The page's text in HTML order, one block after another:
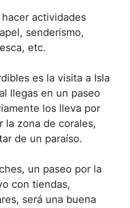
actividades
senderismo,
etc.
es la visita a Isla
llegas en un paseo
los lleva por
la zona de corales,
de un paraíso.
un paseo por la
con tiendas,
será una buena